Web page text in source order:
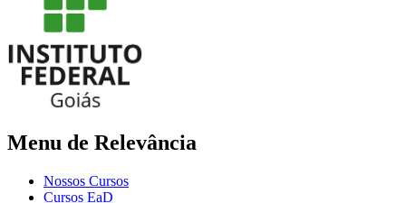
Menu de Relevância
Nossos Cursos
Cursos EaD